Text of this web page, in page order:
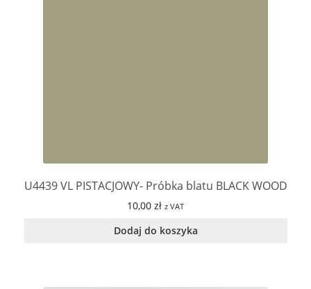
U4439 VL PISTACJOWY- Próbka blatu BLACK WOOD
10,00 zł z VAT
Dodaj do koszyka